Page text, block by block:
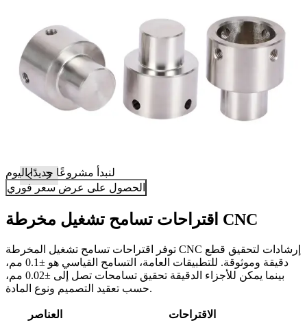
لنبدأ مشروعًا جديدًا اليوم
الحصول على عرض سعر فوري
اقتراحات تسامح تشغيل مخرطة CNC
توفر اقتراحات تسامح تشغيل المخرطة CNC إرشادات لتحقيق قطع
دقيقة وموثوقة. للتطبيقات العامة، التسامح القياسي هو ±0.1 مم،
بينما يمكن للأجزاء الدقيقة تحقيق تسامحات تصل إلى ±0.02 مم،
حسب تعقيد التصميم ونوع المادة.
العناصر الاقتراحات